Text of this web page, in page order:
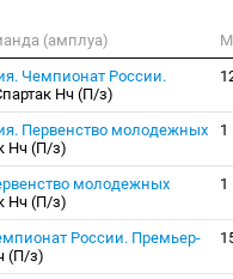
(амплуа) М
Чемпионат России.
Нч (П/з)
Первенство молодежных
Нч (П/з)
1
молодежных
Нч (П/з)
1
России. Премьер-
(П/з)